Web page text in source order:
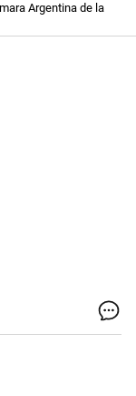
Argentina de la